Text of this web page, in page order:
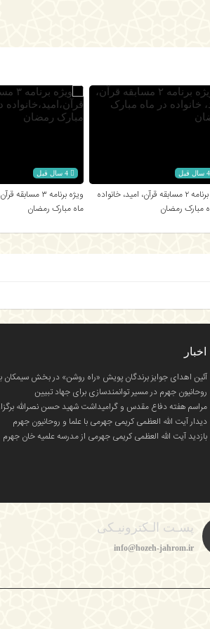
4 سال قبل
ویژه برنامه ۲ مسابقه قرآن، امید، خانواده
مبارک رمضان
4 سال قبل
ویژه برنامه ۳
ماه مبارک رمضان
اخبار
آئین اهدای جوایز برندگان پویش «راه روشن» در بخش سیمکان
روحانیون جهرم در مسیر توانمندسازی برای جهاد تبیین
مراسم هفته دفاع مقدس و گرامیداشت شهید حسن نصرالله
دیدار آیت الله العظمی کریمی جهرمی با علما و روحانیون جهرم
بازدید آیت الله العظمی کریمی جهرمی از مدرسه علمیه خان جهرم
پسـت الـکترونیـکی
info@hozeh-jahrom.ir